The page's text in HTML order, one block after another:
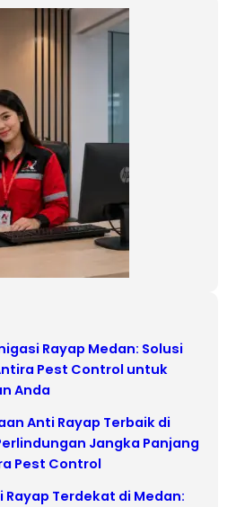
Rayap Medan: Solusi
Pest Control untuk
Anda
Anti Rayap Terbaik di
Jangka Panjang
Pest Control
Rayap Terdekat di Medan: